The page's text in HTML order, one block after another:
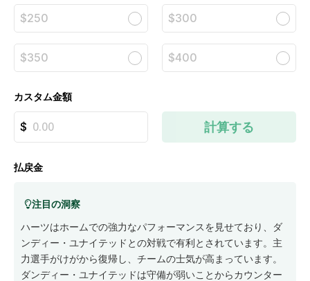
$250 $300
$350 $400
カスタム金額
計算する
払戻金
注目の洞察
ハーツはホームでの強力なパフォーマンスを見せており、ダ
ンディー・ユナイテッドとの対戦で有利とされています。主
力選手がけがから復帰し、チームの士気が高まっています。
ダンディー・ユナイテッドは守備が弱いことからカウンター